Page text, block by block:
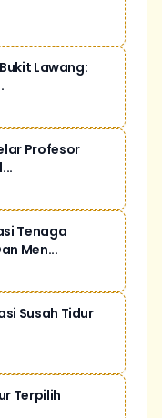
Lawang:
Profesor
Tenaga
Men...
Susah Tidur
Terpilih